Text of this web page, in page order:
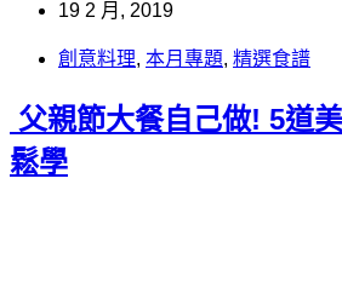
19 2 月, 2019
創意料理, 本月專題, 精選食譜
父親節大餐自己做! 5道
鬆學